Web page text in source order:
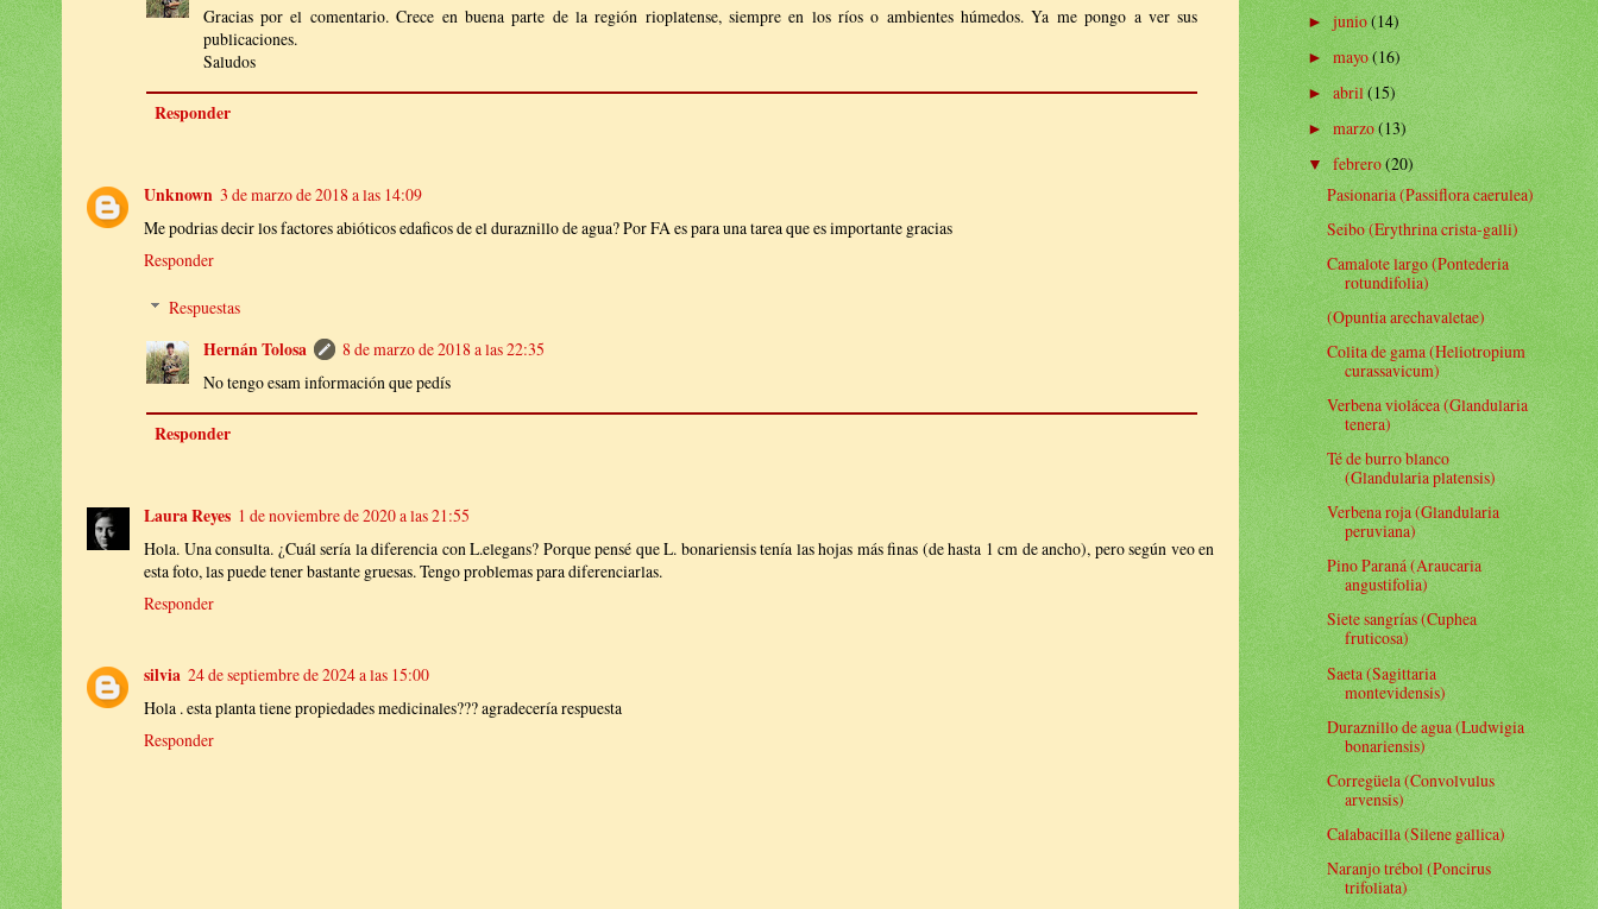
Gracias por el comentario. Crece en buena parte de la región rioplatense, siempre en los ríos o ambientes húmedos. Ya me pongo a ver sus
publicaciones.
Saludos
Responder
Unknown 3 de marzo de 2018 a las 14:09
Me podrias decir los factores abióticos edaficos de el duraznillo de agua? Por FA es para una tarea que es importante gracias
Responder
Respuestas
Hernán Tolosa
8 de marzo de 2018 a las 22:35
No tengo esam información que pedís
Responder
Laura Reyes 1 de noviembre de 2020 a las 21:55
Hola. Una consulta. ¿Cuál sería la diferencia con L.elegans? Porque pensé que L. bonariensis tenía las hojas más finas (de hasta 1 cm de ancho), pero según veo en
esta foto, las puede tener bastante gruesas. Tengo problemas para diferenciarlas.
Responder
silvia 24 de septiembre de 2024 a las 15:00
Hola . esta planta tiene propiedades medicinales??? agradecería respuesta
Responder
►junio(14)
►mayo(16)
►abril(15)
►marzo(13)
▼febrero(20)
Pasionaria (Passiflora caerulea)
Seibo (Erythrina crista-galli)
Camalote largo (Pontederia
rotundifolia)
(Opuntia arechavaletae)
Colita de gama (Heliotropium
curassavicum)
Verbena violácea (Glandularia
tenera)
Té de burro blanco
(Glandularia platensis)
Verbena roja (Glandularia
peruviana)
Pino Paraná (Araucaria
angustifolia)
Siete sangrías (Cuphea
fruticosa)
Saeta (Sagittaria
montevidensis)
Duraznillo de agua (Ludwigia
bonariensis)
Corregüela (Convolvulus
arvensis)
Calabacilla (Silene gallica)
Naranjo trébol (Poncirus
trifoliata)